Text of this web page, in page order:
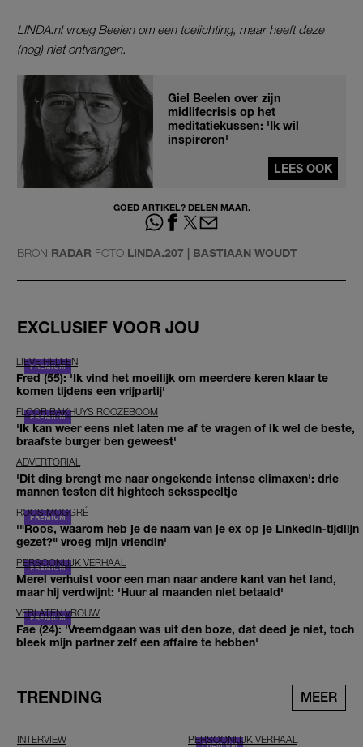
LINDA.nl vroeg Beelen om een toelichting, maar heeft deze
(nog) niet ontvangen.
Giel Beelen over zijn
midlifecrisis op het
meditatiekussen: 'Ik wil
inspireren'
LEES OOK
GOED ARTIKEL? DELEN MAAR.
BRON RADAR FOTO LINDA.207 | BASTIAAN WOUDT
EXCLUSIEF VOOR JOU
LIEVE HELEEN
Fred (55): 'Ik vind het moeilijk om meerdere keren klaar te
komen tijdens een vrijpartij'
FLOOR BAKHUYS ROOZEBOOM
'Ik kan weer eens niet laten me af te vragen of ik wel de beste,
braafste burger ben geweest'
ADVERTORIAL
'Dit ding brengt me naar ongekende intense climaxen': drie
mannen testen dit hightech seksspeeltje
ROOS MOGGRÉ
'"Roos, waarom heb je de naam van je ex op je LinkedIn-tijdlijn
gezet?" vroeg mijn vriendin'
PERSOONLIJK VERHAAL
Merel verhuist voor een man naar andere kant van het land,
maar hij verdwijnt: 'Huur al maanden niet betaald'
VERLATEN VROUW
Fae (24): 'Vreemdgaan was uit den boze, dat deed je niet, toch
bleek mijn partner zelf een affaire te hebben'
TRENDING MEER
INTERVIEW PERSOONLIJK VERHAAL